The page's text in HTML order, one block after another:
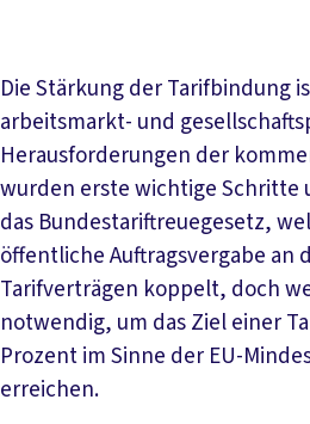
Die Stärkung der Tarifbindung
arbeitsmarkt- und
Herausforderungen der
wurden erste wichtige Schritte
das Bundestariftreuegesetz,
öffentliche Auftragsvergabe an
Tarifverträgen koppelt, doch
notwendig, um das Ziel einer
Prozent im Sinne der EU-
erreichen.